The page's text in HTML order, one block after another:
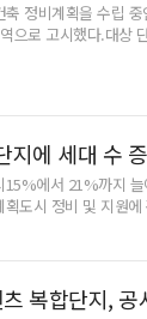
대비 희소성… 28일
수요를 모두 흡수하
고 조성 초기 상가 입
목에 조성된다.이 상
에 예정돼있는 공동
으로 가구수 대비 희
GS건설에서 시공
명이다.상가 주변에
준주거단지의 풍부
한눈에 어떤 점포
정비계획을 수립
으로 고시했다.대상
한성1차(기흥구 구갈
), 수지삼성4차(수
위는 도시 및 주거
부 분할 및 건축물대
위 제한은 재건축 사
건축 또는 건축물·
확정되기 전에 이
는 공동주택 내 상가
한 지역 토지이용계
에 세대 수
에서 21%까지
도시 정비 및 지원
를 주는 방안을 제시
되는데, 각 단지들
재는 리모델링 사
있게 된다. 리모델링
복합단지,